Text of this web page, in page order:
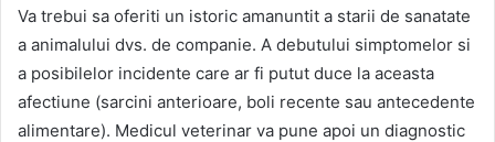
Va trebui sa oferiti un istoric amanuntit a starii de sanatate
a animalului dvs. de companie. A debutului simptomelor si
a posibilelor incidente care ar fi putut duce la aceasta
afectiune (sarcini anterioare, boli recente sau antecedente
alimentare). Medicul veterinar va pune apoi un diagnostic